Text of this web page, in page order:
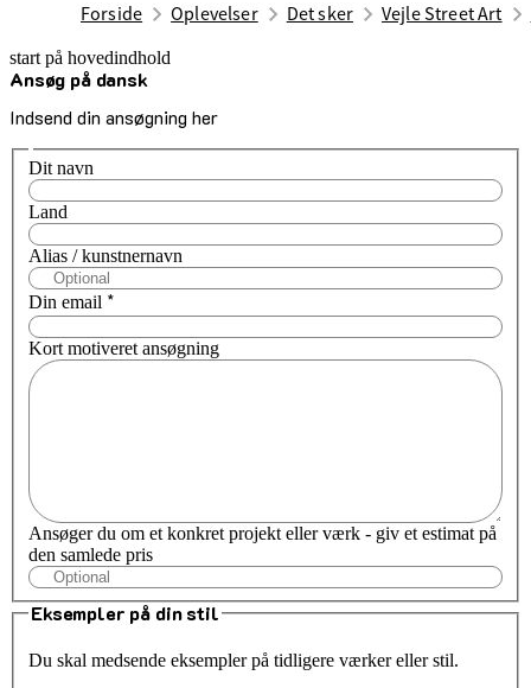
Forside Oplevelser Det sker Vejle Street Art
start på hovedindhold
Ansøg på dansk
Indsend din ansøgning her
senest opdateret 18. maj 2026
Dit navn
Land
Alias / kunstnernavn
Din email *
Kort motiveret ansøgning
Ansøger du om et konkret projekt eller værk - giv et estimat på
den samlede pris
Eksempler på din stil
Du skal medsende eksempler på tidligere værker eller stil.